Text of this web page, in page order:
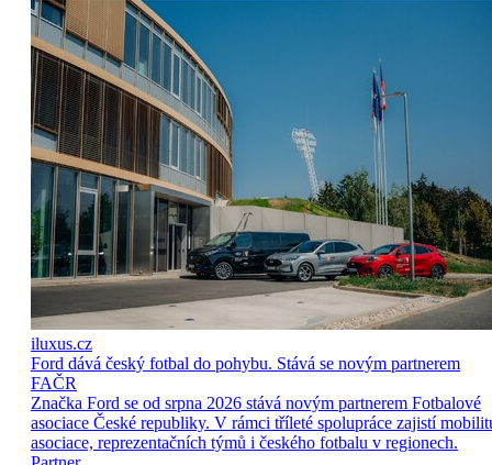
iluxus.cz
Ford dává český fotbal do pohybu. Stává se novým partnerem
FAČR
Značka Ford se od srpna 2026 stává novým partnerem Fotbalové
asociace České republiky. V rámci tříleté spolupráce zajistí
asociace, reprezentačních týmů i českého fotbalu v regionech.